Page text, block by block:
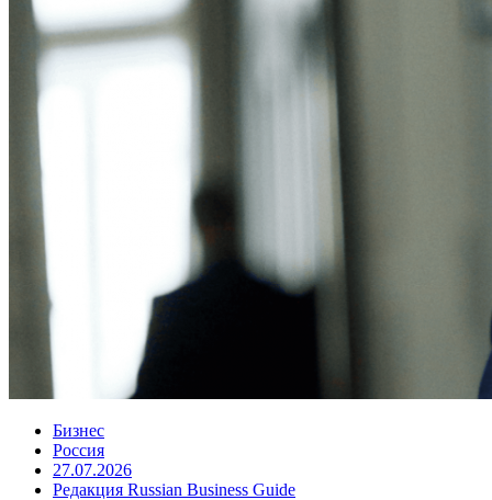
Бизнес
Россия
27.07.2026
Редакция Russian Business Guide